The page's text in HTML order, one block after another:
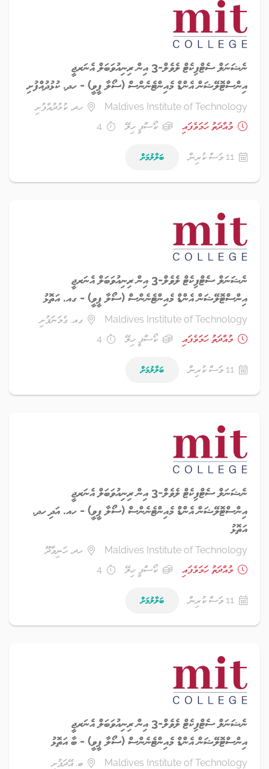
ނެޝަނަލް ސެޓްފިކެޓް ލެވެލް-3 އިން ރިނިއުވަބަލް އެނަރޖީ
އިންސްޓޮލޭޝަން އެންޑް މެއިންޓެނެންސް (ސޯލާ ޕީވީ) - ހދ. ކުޅުދުއްފުށި
Maldives Institute of Technology
ހދ. ކުޅުދުއްފުށި
މުއްދަތު ހަމަވެފައި
ކޯސްފީ ހިލޭ 4
11 މަސް ކުރިން ބަލާލުމަށް
ނެޝަނަލް ސެޓްފިކެޓް ލެވެލް-3 އިން ރިނިއުވަބަލް އެނަރޖީ
އިންސްޓޮލޭޝަން އެންޑް މެއިންޓެނެންސް (ސޯލާ ޕީވީ) - ގއ. އަތޮޅު
Maldives Institute of Technology
ގއ. ގެމަނަފުށި
މުއްދަތު ހަމަވެފައި
ކޯސްފީ ހިލޭ 4
11 މަސް ކުރިން ބަލާލުމަށް
ނެޝަނަލް ސެޓްފިކެޓް ލެވެލް-3 އިން ރިނިއުވަބަލް އެނަރޖީ
އިންސްޓޮލޭޝަން އެންޑް މެއިންޓެނެންސް (ސޯލާ ޕީވީ) - ހއ. އަދި ހދ.
އަތޮޅު
Maldives Institute of Technology
ހދ. ހަނިމާދޫ
މުއްދަތު ހަމަވެފައި
ކޯސްފީ ހިލޭ 4
11 މަސް ކުރިން ބަލާލުމަށް
ނެޝަނަލް ސެޓްފިކެޓް ލެވެލް-3 އިން ރިނިއުވަބަލް އެނަރޖީ
އިންސްޓޮލޭޝަން އެންޑް މެއިންޓެނެންސް (ސޯލާ ޕީވީ) - ބާ އަތޮޅު
Maldives Institute of Technology
ބ. އޭދަފުށި